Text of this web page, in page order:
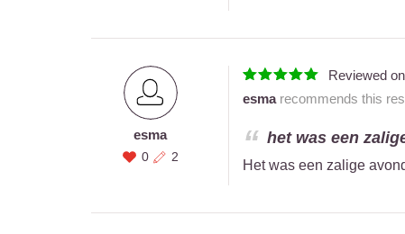
esma
0 2
Reviewed
esmarecommends this
het was een
Het was een zalige